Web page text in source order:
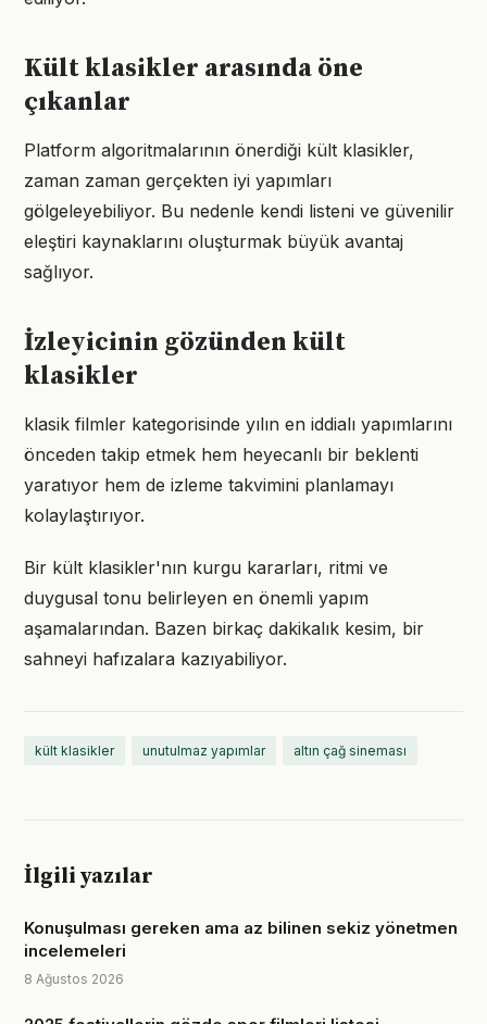
Kült klasikler arasında öne
çıkanlar
Platform algoritmalarının önerdiği kült klasikler,
zaman zaman gerçekten iyi yapımları
gölgeleyebiliyor. Bu nedenle kendi listeni ve güvenilir
eleştiri kaynaklarını oluşturmak büyük avantaj
sağlıyor.
İzleyicinin gözünden kült
klasikler
klasik filmler kategorisinde yılın en iddialı yapımlarını
önceden takip etmek hem heyecanlı bir beklenti
yaratıyor hem de izleme takvimini planlamayı
kolaylaştırıyor.
Bir kült klasikler'nın kurgu kararları, ritmi ve
duygusal tonu belirleyen en önemli yapım
aşamalarından. Bazen birkaç dakikalık kesim, bir
sahneyi hafızalara kazıyabiliyor.
kült klasikler unutulmaz yapımlar altın çağ sineması
İlgili yazılar
Konuşulması gereken ama az bilinen sekiz yönetmen
incelemeleri
8 Ağustos 2026